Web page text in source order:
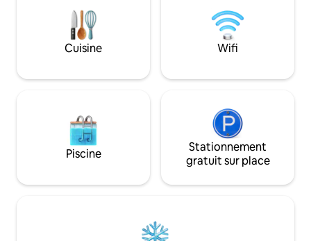
proximité se trouvent les fermes de
lavande Purple Hill, la ferme arboricole
de Drysdale, la zone de conservation de
Tiffin, Nottawasaga et des parcours de
Cuisine Wifi
Piscine
Stationnement
gratuit sur place